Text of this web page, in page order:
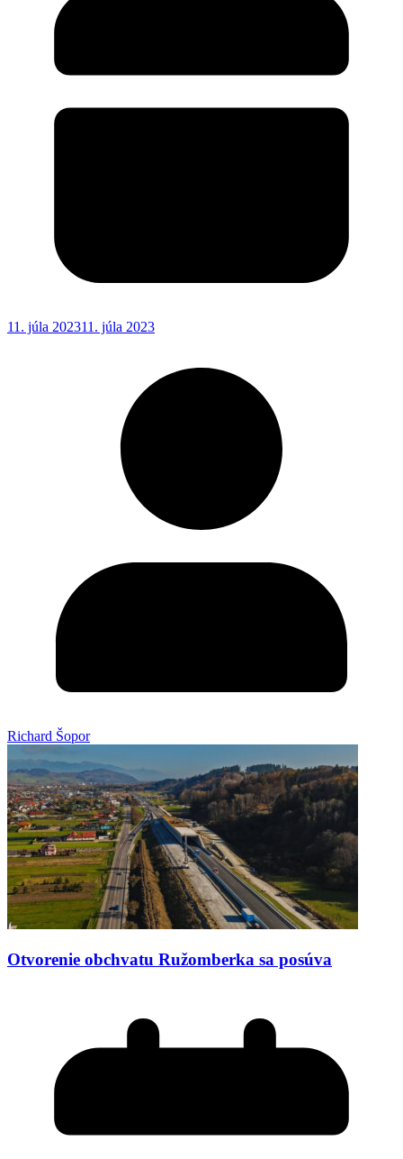
11. júla 202311. júla 2023
Richard Šopor
Otvorenie obchvatu Ružomberka sa posúva